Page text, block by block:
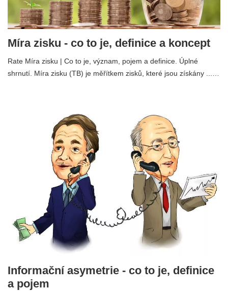
Míra zisku - co to je, definice a koncept
Rate Míra zisku | Co to je, význam, pojem a definice. Úplné
shrnutí. Míra zisku (TB) je měřítkem zisků, které jsou získány ...…
Informační asymetrie - co to je, definice
a pojem